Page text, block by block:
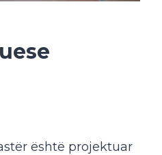
është projektuar